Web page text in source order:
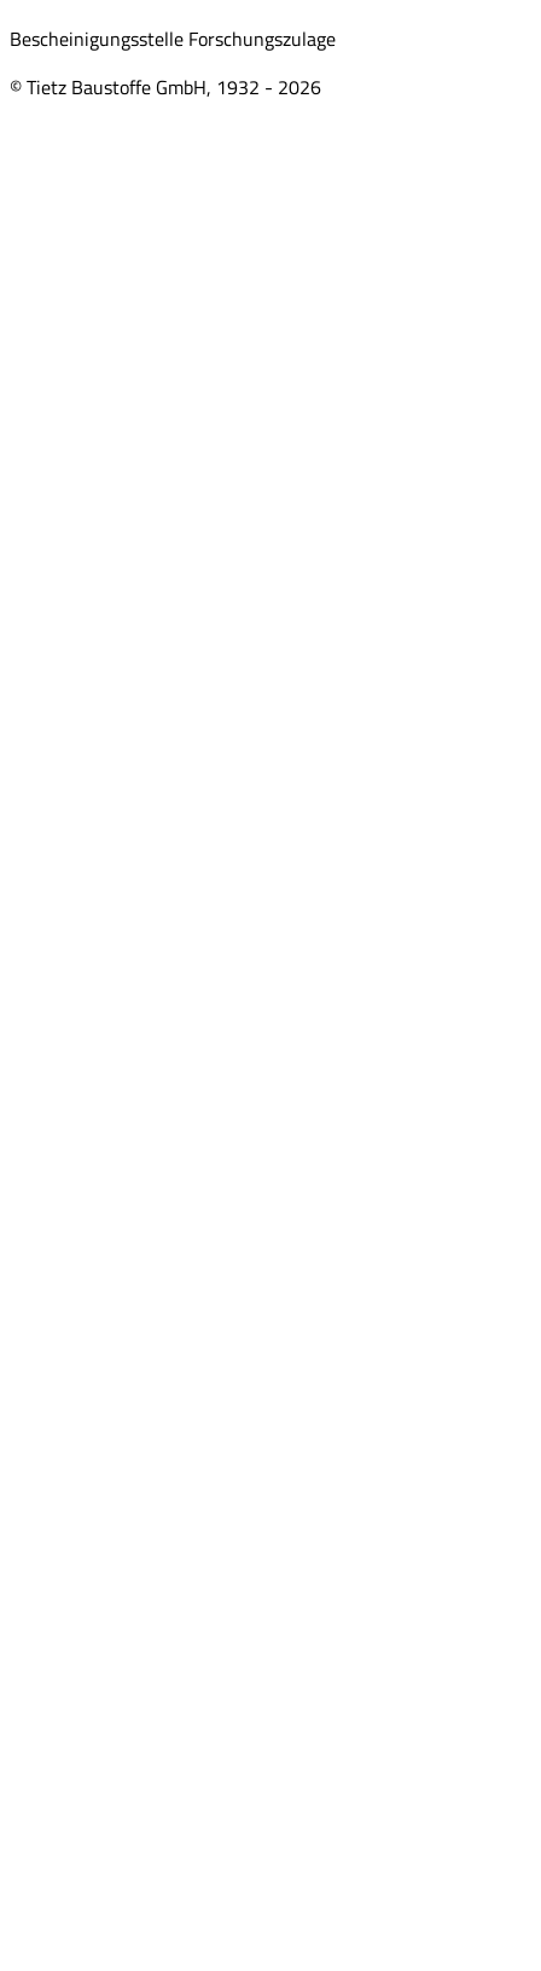
Bescheinigungsstelle Forschungszulage
© Tietz Baustoffe GmbH, 1932 - 2026